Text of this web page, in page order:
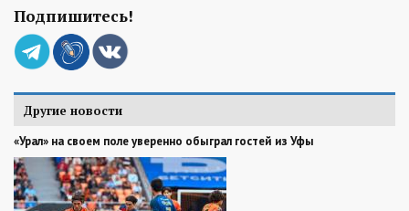
Подпишитесь!
Другие новости
«Урал» на своем поле уверенно обыграл гостей из Уфы